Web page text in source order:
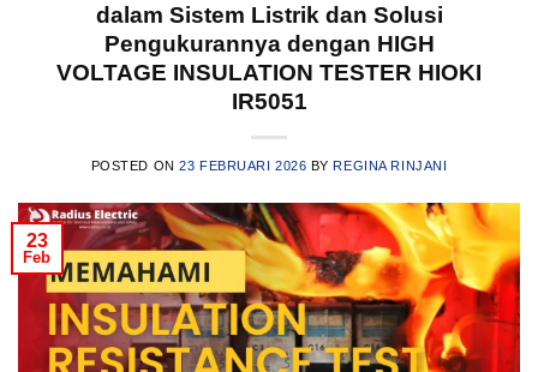
dalam Sistem Listrik dan Solusi
Pengukurannya dengan HIGH
VOLTAGE INSULATION TESTER HIOKI
IR5051
POSTED ON23 FEBRUARI 2026 BYREGINA RINJANI
23
Feb